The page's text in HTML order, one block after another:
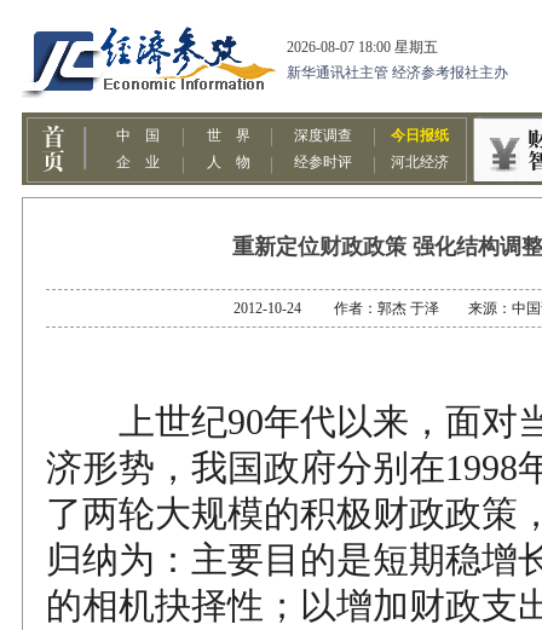
重新定位财政政策 强化结构调
2012-10-24 作者：郭杰 于泽 来源：中国
上世纪90年代以来，面对
济形势，我国政府分别在1998
了两轮大规模的积极财政政策
归纳为：主要目的是短期稳增
的相机抉择性；以增加财政支